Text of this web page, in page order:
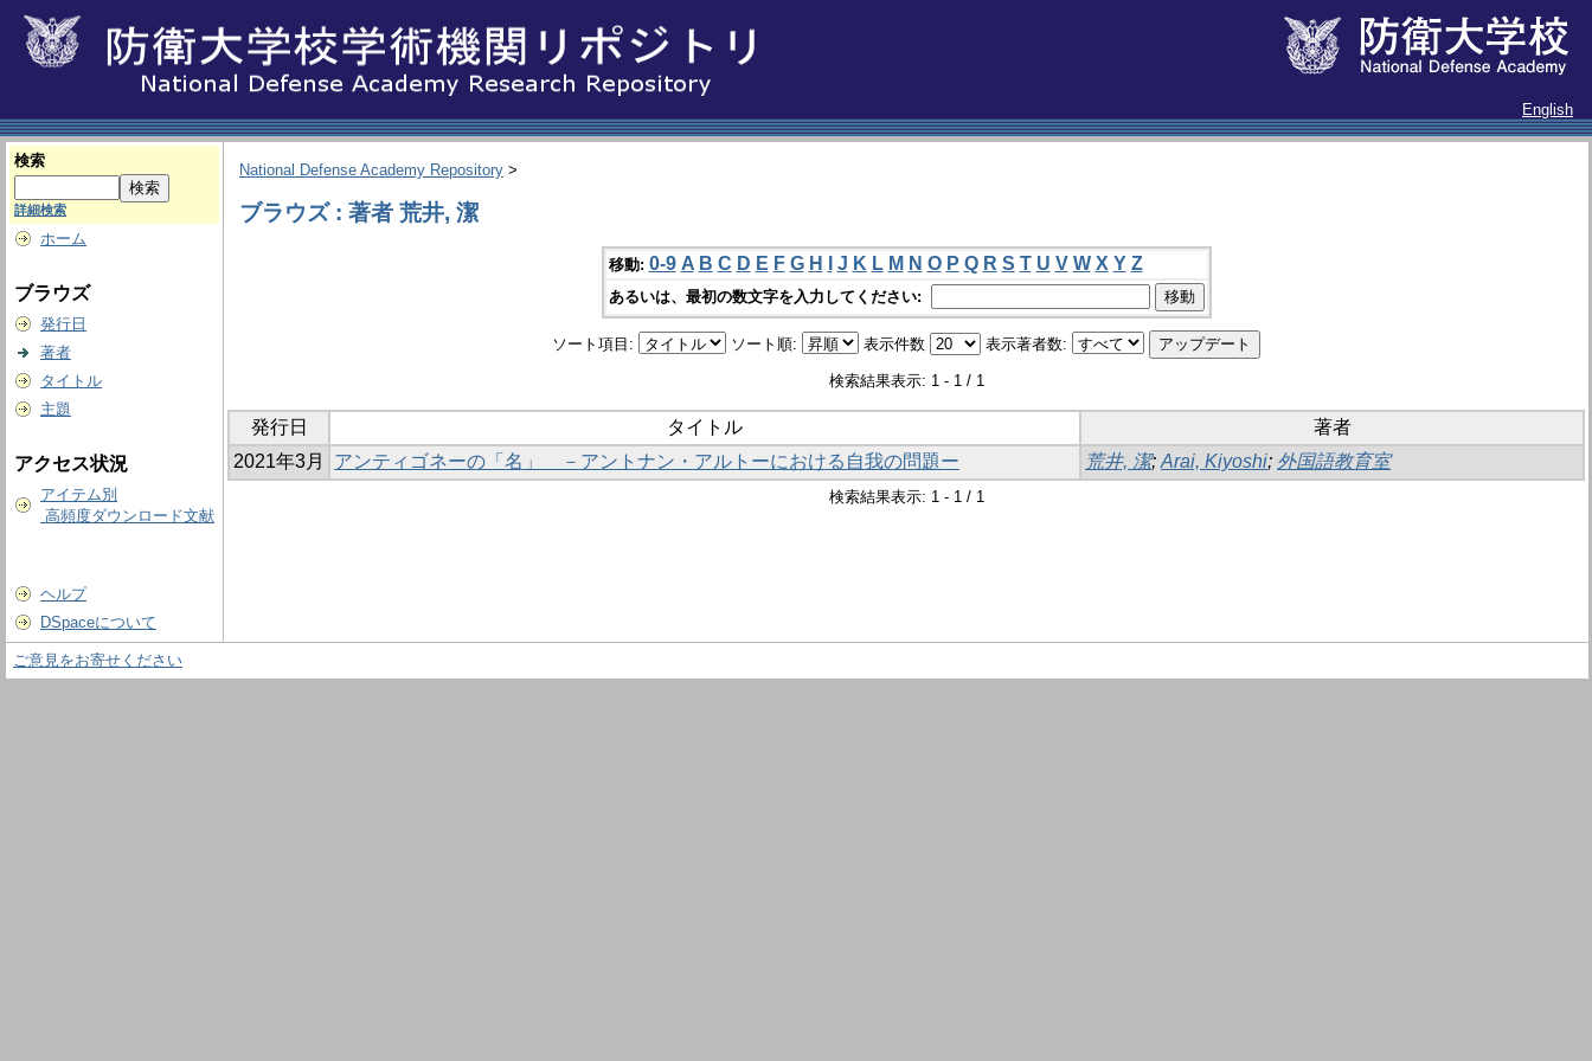
English
検索
詳細検索
ホーム
ブラウズ
発行日
著者
タイトル
主題
アクセス状況
アイテム別
高頻度ダウンロード文献
ヘルプ
DSpaceについて
National Defense Academy Repository >
ブラウズ : 著者 荒井, 潔
移動: 0-9 A B C D E F G H J K L M N O P Q R S T U V W X Y Z
あるいは、最初の数文字を入力してください:
ソート項目: ソート順: 表示件数 表示著者数:
検索結果表示: 1 - 1 / 1
発行日 タイトル
著者
2021年3月
アンティゴネーの「名」 －アントナン・アルトーにおける自我の問題ー 荒井, 潔; Arai, Kiyoshi; 外国語教育室
検索結果表示: 1 - 1 / 1
ご意見をお寄せください